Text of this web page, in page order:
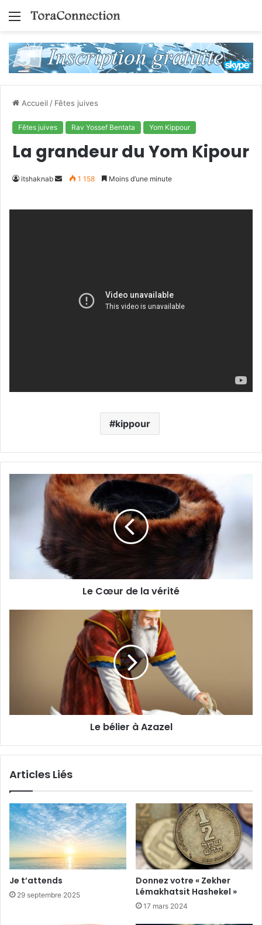
Menu
Accueil / Fêtes juives
Fêtes juives Rav Yossef Bentata Yom Kippour
La grandeur du Yom Kipour
itshaknab
Envoyer
1 158 Moins d’une minute
kippour
Le Cœur de la vérité
Le bélier à Azazel
Articles Liés
Je t’attends
29 septembre 2025
Donnez votre « Zekher
Lémakhatsit Hashekel »
17 mars 2024